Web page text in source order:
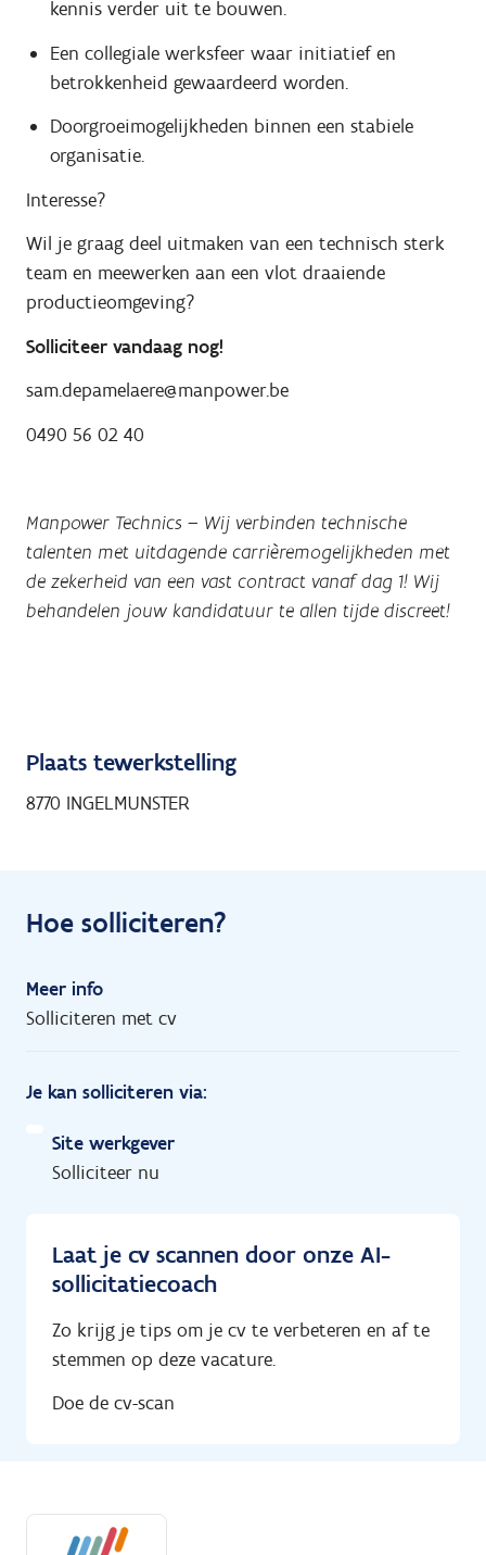
kennis verder uit te bouwen.
Een collegiale werksfeer waar initiatief en
betrokkenheid gewaardeerd worden.
Doorgroeimogelijkheden binnen een stabiele
organisatie.
Interesse?
Wil je graag deel uitmaken van een technisch sterk
team en meewerken aan een vlot draaiende
productieomgeving?
Solliciteer vandaag nog!
sam.depamelaere@manpower.be
0490 56 02 40
Manpower Technics – Wij verbinden technische
talenten met uitdagende carrièremogelijkheden met
de zekerheid van een vast contract vanaf dag 1! Wij
behandelen jouw kandidatuur te allen tijde discreet!
Plaats tewerkstelling
8770 INGELMUNSTER
Hoe solliciteren?
Meer info
Solliciteren met cv
Je kan solliciteren via:
Site werkgever
Solliciteer nu
Laat je cv scannen door onze AI-
sollicitatiecoach
Zo krijg je tips om je cv te verbeteren en af te
stemmen op deze vacature.
Doe de cv-scan